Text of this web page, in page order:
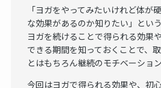
「ヨガをやってみたいけれど体が
な効果があるのか知りたい」とい
ヨガを続けることで得られる効果
できる期間を知っておくことで、
とはもちろん継続のモチベーショ
今回はヨガで得られる効果や、初